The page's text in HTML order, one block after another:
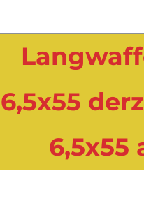
6,5x55
6,5x55